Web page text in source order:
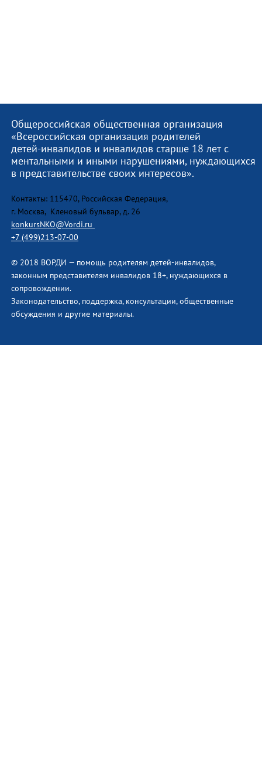
Общероссийская общественная организация
«Всероссийская организация родителей
детей-инвалидов и инвалидов старше 18 лет с
ментальными и иными нарушениями, нуждающихся
в представительстве своих интересов».
Контакты: 115470, Российская Федерация,
г. Москва, Кленовый бульвар, д. 26
konkursNKO@Vordi.ru
+7 (499)213-07-00
© 2018 ВОРДИ — помощь родителям детей-инвалидов,
законным представителям инвалидов 18+, нуждающихся в
сопровождении.
Законодательство, поддержка, консультации, общественные
обсуждения и другие материалы.